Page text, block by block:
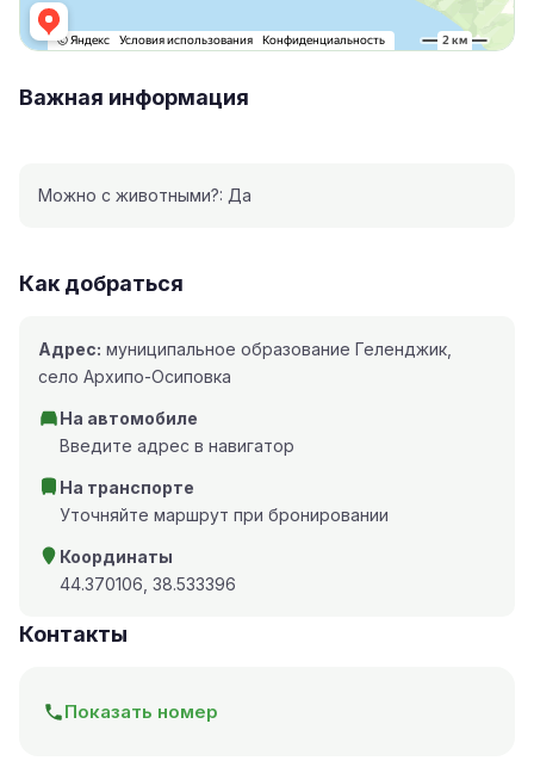
Важная информация
Можно с животными?: Да
Как добраться
Адрес: муниципальное образование Геленджик,
село Архипо-Осиповка
На автомобиле
Введите адрес в навигатор
На транспорте
Уточняйте маршрут при бронировании
Координаты
44.370106, 38.533396
Контакты
Показать номер